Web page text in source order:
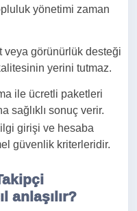
yönetimi zaman
veya görünürlük desteği
yerini tutmaz.
ile ücretli paketleri
sağlıklı sonuç verir.
girişi ve hesaba
güvenlik kriterleridir.
anlaşılır?